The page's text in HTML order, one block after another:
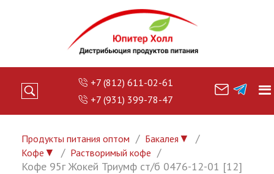
+7 (812) 611-02-61
+7 (931) 399-78-47
Продукты питания оптом Бакалея ▼
Кофе ▼ Растворимый кофе
Кофе 95г Жокей Триумф ст/б 0476-12-01 [12]